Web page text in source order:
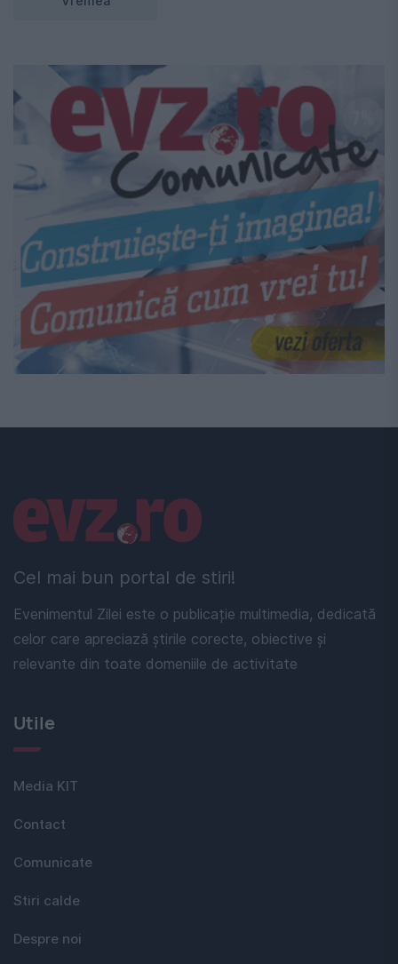
Cel mai bun portal de stiri!
Evenimentul Zilei este o publicație multimedia, dedicată
celor care apreciază știrile corecte, obiective și
relevante din toate domeniile de activitate
Linkuri utile
Utile
Media KIT
Contact
Comunicate
Stiri calde
Despre noi